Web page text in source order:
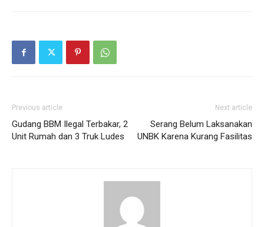
Previous article
Gudang BBM Ilegal Terbakar, 2
Unit Rumah dan 3 Truk Ludes
Next article
Serang Belum Laksanakan
UNBK Karena Kurang Fasilitas